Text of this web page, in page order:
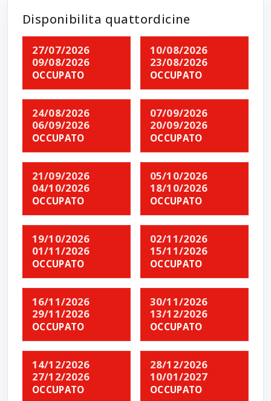
Disponibilita quattordicine
27/07/2026
09/08/2026
OCCUPATO
10/08/2026
23/08/2026
OCCUPATO
24/08/2026
06/09/2026
OCCUPATO
07/09/2026
20/09/2026
OCCUPATO
21/09/2026
04/10/2026
OCCUPATO
05/10/2026
18/10/2026
OCCUPATO
19/10/2026
01/11/2026
OCCUPATO
02/11/2026
15/11/2026
OCCUPATO
16/11/2026
29/11/2026
OCCUPATO
30/11/2026
13/12/2026
OCCUPATO
14/12/2026
27/12/2026
OCCUPATO
28/12/2026
10/01/2027
OCCUPATO